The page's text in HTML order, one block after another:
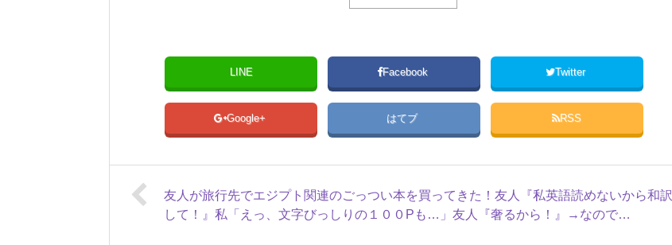
LINE Facebook Twitter
Google+ はてブ RSS
友人が旅行先でエジプト関連のごっつい本を買ってきた！友人『私英語読めないから和訳
して！』私「えっ、文字びっしりの１００Pも…」友人『奢るから！』→なので…